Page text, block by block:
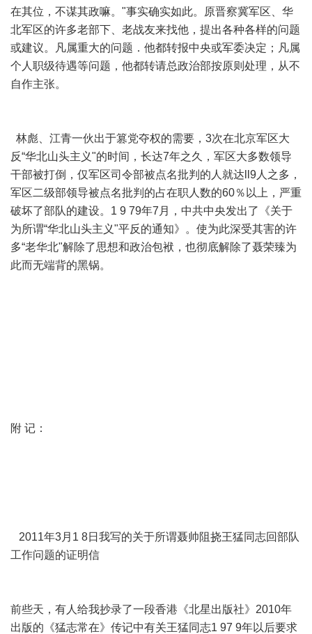
在其位，不谋其政嘛。"事实确实如此。原晋察冀军区、华
北军区的许多老部下、老战友来找他，提出各种各样的问题
或建议。凡属重大的问题．他都转报中央或军委决定；凡属
个人职级待遇等问题，他都转请总政治部按原则处理，从不
自作主张。
林彪、江青一伙出于篡党夺权的需要，3次在北京军区大
反“华北山头主义"的时间，长达7年之久，军区大多数领导
干部被打倒，仅军区司令部被点名批判的人就达ll9人之多，
军区二级部领导被点名批判的占在职人数的60％以上，严重
破坏了部队的建设。1 9 79年7月，中共中央发出了《关于
为所谓“华北山头主义"平反的通知》。使为此深受其害的许
多“老华北"解除了思想和政治包袱，也彻底解除了聂荣臻为
此而无端背的黑锅。
附 记：
2011年3月1 8日我写的关于所谓聂帅阻挠王猛同志回部队
工作问题的证明信
前些天，有人给我抄录了一段香港《北星出版社》2010年
出版的《猛志常在》传记中有关王猛同志1 97 9年以后要求